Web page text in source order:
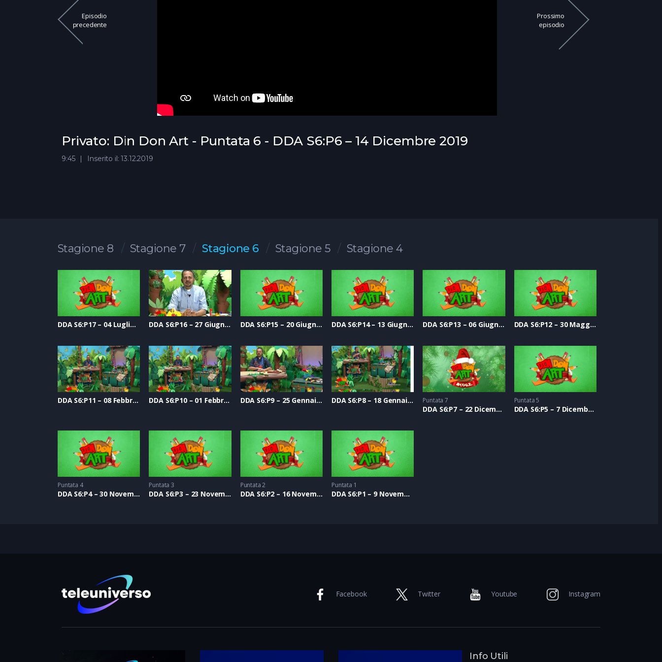
Episodio
precedente
Prossimo
episodio
Privato: Din Don Art - Puntata 6 - DDA S6:P6 – 14 Dicembre 2019
9:45 Inserito il: 13.12.2019
Stagione 8 Stagione 7 Stagione 6 Stagione 5 Stagione 4
DDA S6:P17 – 04 Luglio 2020 DDA S6:P16 – 27 Giugno 2020 DDA S6:P15 – 20 Giugno 2020 DDA S6:P14 – 13 Giugno 2020 DDA S6:P13 – 06 Giugno 2020 DDA S6:P12 – 30 Maggio 2020
DDA S6:P11 – 08 Febbraio 2020 DDA S6:P10 – 01 Febbraio 2020 DDA S6:P9 – 25 Gennaio 2020 DDA S6:P8 – 18 Gennaio 2020 Puntata 7
DDA S6:P7 – 22 Dicembre 2019
Puntata 5
DDA S6:P5 – 7 Dicembre 2019
Puntata 4
DDA S6:P4 – 30 Novembre 2019
Puntata 3
DDA S6:P3 – 23 Novembre 2019
Puntata 2
DDA S6:P2 – 16 Novembre 2019
Puntata 1
DDA S6:P1 – 9 Novembre 2019
Facebook Twitter Youtube Instagram
Info Utili